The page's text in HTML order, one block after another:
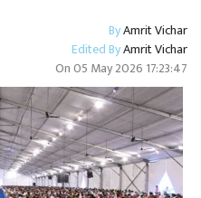
ByAmrit Vichar
Edited ByAmrit Vichar
On05 May 2026 17:23:47